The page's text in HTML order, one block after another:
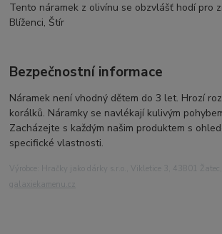
Tento náramek z olivínu se obzvlášť hodí pro
Blíženci, Štír
Bezpečnostní informace
Náramek není vhodný dětem do 3 let. Hrozí
korálků. Náramky se navlékají kulivým
Zacházejte s každým našim produktem s
specifické vlastnosti.
Výrobce: Hračky jako dárky s.r.o., Vikletice 3, 43801
galaxiekamenu.cz